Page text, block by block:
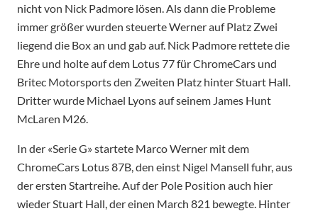
nicht von Nick Padmore lösen. Als dann die Probleme
immer größer wurden steuerte Werner auf Platz Zwei
liegend die Box an und gab auf. Nick Padmore rettete die
Ehre und holte auf dem Lotus 77 für ChromeCars und
Britec Motorsports den Zweiten Platz hinter Stuart Hall.
Dritter wurde Michael Lyons auf seinem James Hunt
McLaren M26.
In der «Serie G» startete Marco Werner mit dem
ChromeCars Lotus 87B, den einst Nigel Mansell fuhr, aus
der ersten Startreihe. Auf der Pole Position auch hier
wieder Stuart Hall, der einen March 821 bewegte. Hinter